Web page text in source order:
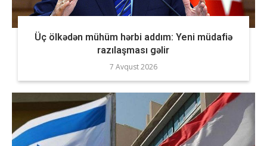
Üç ölkədən mühüm hərbi addım: Yeni müdafiə
razılaşması gəlir
7 Avqust 2026